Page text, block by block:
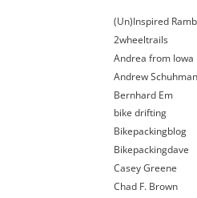
(Un)Inspired
2wheeltrails
Andrea from Iowa
Andrew
Bernhard Em
bike drifting
Bikepackingblog
Bikepackingdave
Casey Greene
Chad F. Brown